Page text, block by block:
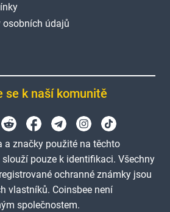
údajů
se k naší komunitě
a značky použité na těchto
pouze k identifikaci. Všechny
ochranné známky jsou
vlastníků. Coinsbee není
společnostem.